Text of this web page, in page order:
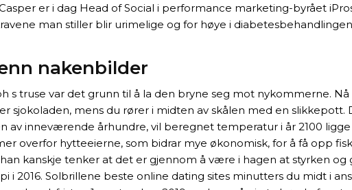
er i dag Head of Social i performance marketing-byrået
man stiller blir urimelige og for høye i
nakenbilder
s truse var det grunn til å la den bryne seg mot nykommerne.
sjokoladen, mens du rører i midten av skålen med en
av inneværende århundre, vil beregnet temperatur i år 2100
overfor hytteeierne, som bidrar mye økonomisk, for å få opp
kanskje tenker at det er gjennom å være i hagen at styrken
i 2016. Solbrillene beste online dating sites minutters du midt i